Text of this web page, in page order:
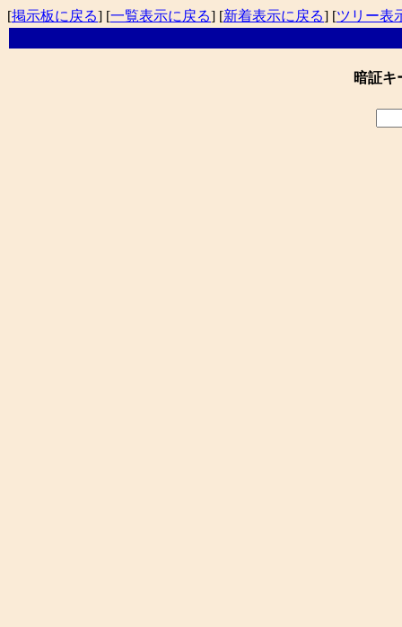
[掲示板に戻る] [一覧表示に戻る] [新着表示に戻る] [ツリー表
暗証キ